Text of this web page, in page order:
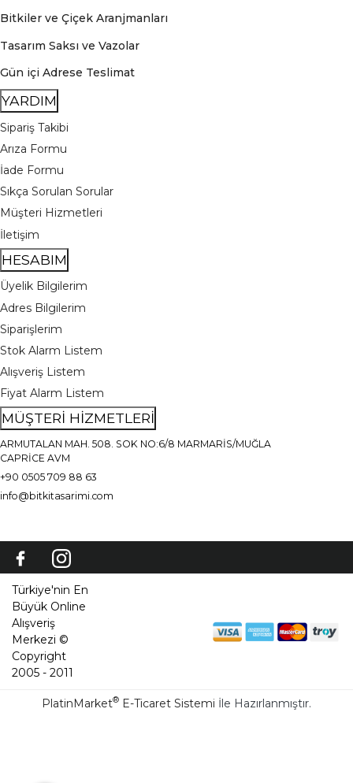
Bitkiler ve Çiçek Aranjmanları
Tasarım Saksı ve Vazolar
Gün içi Adrese Teslimat
YARDIM
Sipariş Takibi
Arıza Formu
İade Formu
Sıkça Sorulan Sorular
Müşteri Hizmetleri
İletişim
HESABIM
Üyelik Bilgilerim
Adres Bilgilerim
Siparişlerim
Stok Alarm Listem
Alışveriş Listem
Fiyat Alarm Listem
MÜŞTERİ HİZMETLERİ
ARMUTALAN MAH. 508. SOK NO:6/8 MARMARİS/MUĞLA
CAPRİCE AVM
+90 0505 709 88 63
info@bitkitasarimi.com
Türkiye'nin En
Büyük Online
Alışveriş
Merkezi ©
Copyright
2005 - 2011
PlatinMarket® E-Ticaret Sistemi İle Hazırlanmıştır.